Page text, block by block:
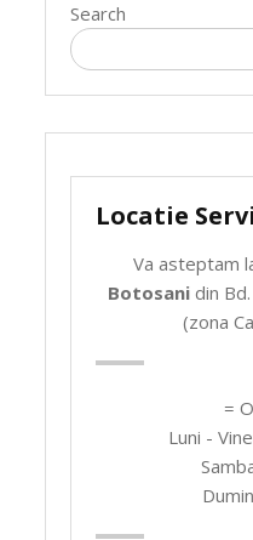
Search
Locatie
Va asteptam
Botosanidin Bd.
(zona
=
Luni -